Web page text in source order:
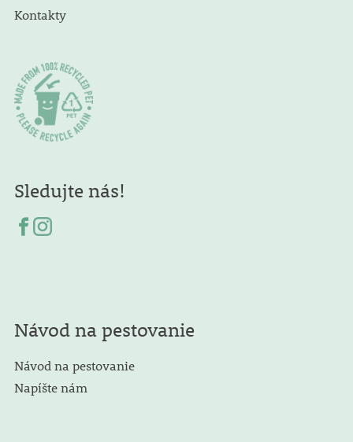
Kontakty
Sledujte nás!
Návod na pestovanie
Návod na pestovanie
Napíšte nám